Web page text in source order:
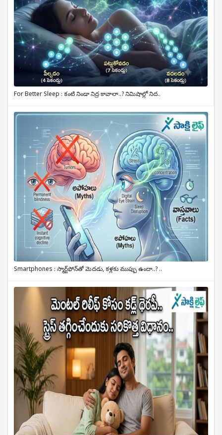
For Better Sleep : కంటి నిండా నిద్ర కావాలా..? నిమిషాల్లో నిద..
Smartphones : స్మార్ట్‌ఫోన్‌తో మెదడు, కళ్లకు ముప్పు ఉందా..? ..